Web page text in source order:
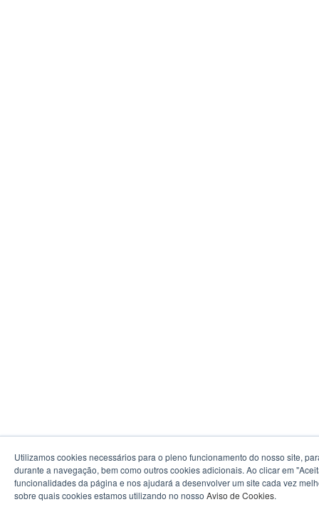
Utilizamos cookies necessários para o pleno funcionamento do nosso site,
durante a navegação, bem como outros cookies adicionais. Ao clicar em
funcionalidades da página e nos ajudará a desenvolver um site cada vez
sobre quais cookies estamos utilizando no nosso Aviso de Cookies.